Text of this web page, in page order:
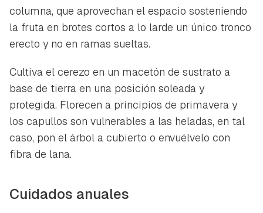
columna, que aprovechan el espacio sosteniendo
la fruta en brotes cortos a lo larde un único tronco
erecto y no en ramas sueltas.
Cultiva el cerezo en un macetón de sustrato a
base de tierra en una posición soleada y
protegida. Florecen a principios de primavera y
los capullos son vulnerables a las heladas, en tal
caso, pon el árbol a cubierto o envuélvelo con
fibra de lana.
Cuidados anuales